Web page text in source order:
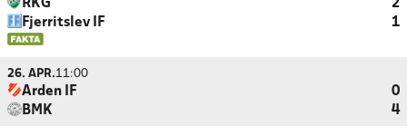
RKG
2
Fjerritslev IF
1
26. APR.11:00
Arden IF
0
BMK
4